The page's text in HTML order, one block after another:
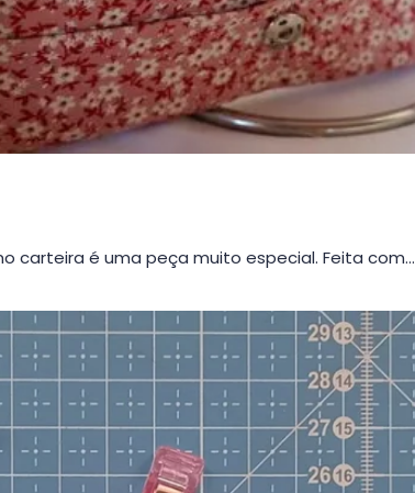
carteira é uma peça muito especial. Feita com…